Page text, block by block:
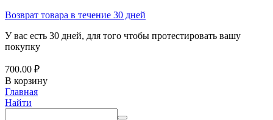
Возврат товара в течение 30 дней
У вас есть 30 дней, для того чтобы протестировать вашу
покупку
700.00 ₽
В корзину
Главная
Найти